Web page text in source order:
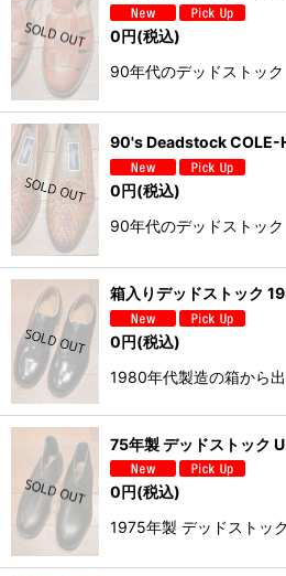
0円(税込)
90年代のデッドストッ
90's Deadstock COLE-
0円(税込)
90年代のデッドストッ
箱入りデッドストック
0円(税込)
1980年代製造の箱から
75年製 デッドストック
0円(税込)
1975年製 デッドストッ